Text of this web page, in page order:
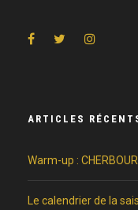
ARTICLES
Warm-up :
Le calendrier de la